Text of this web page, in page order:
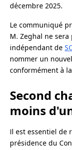
décembre 2025.
Le communiqué
M. Zeghal ne
indépendant de
nommer un
conformément à
Second
moins
Il est essentiel de
présidence du